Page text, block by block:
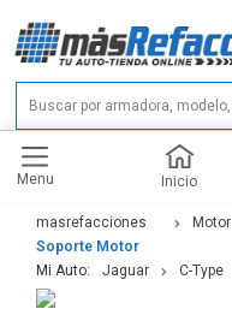
Menu Inicio
masrefacciones Motor
Soporte Motor
Mi Auto:
Jaguar C-Type